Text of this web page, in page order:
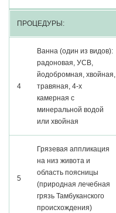
ПРОЦЕДУРЫ:
4
Ванна (один из видов):
радоновая, УСВ,
йодобромная, хвойная,
травяная, 4-х
камерная с
минеральной водой
или хвойная
5
Грязевая аппликация
на низ живота и
область поясницы
(природная лечебная
грязь Тамбуканского
происхождения)